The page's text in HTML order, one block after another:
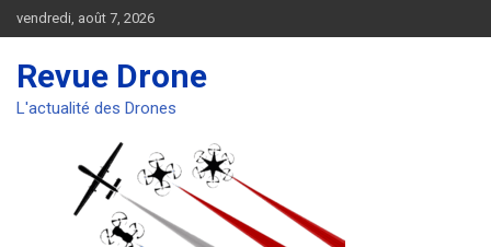
au
vendredi, août 7, 2026
Revue Drone
L'actualité des Drones